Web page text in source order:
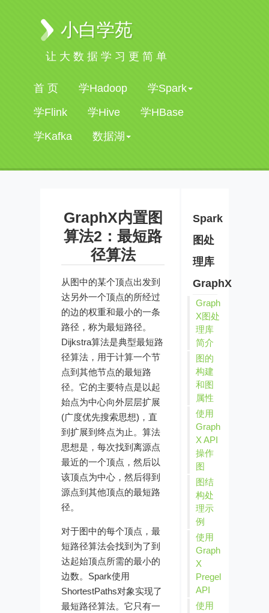
小白学苑
让大数据学习更简单
首 页 学Hadoop
学Spark
学Flink
学Hive
学HBase
学Kafka
数据湖
GraphX内置图
算法2：最短路
径算法
从图中的某个顶点出发到
达另外一个顶点的所经过
的边的权重和最小的一条
路径，称为最短路径。
Dijkstra算法是典型最短路
径算法，用于计算一个节
点到其他节点的最短路
径。它的主要特点是以起
始点为中心向外层层扩展
(广度优先搜索思想)，直
到扩展到终点为止。算法
思想是，每次找到离源点
最近的一个顶点，然后以
该顶点为中心，然后得到
源点到其他顶点的最短路
径。
对于图中的每个顶点，最
短路径算法会找到为了到
达起始顶点所需的最小的
边数。Spark使用
ShortestPaths对象实现了
最短路径算法。它只有一
Spark
图处
理库
GraphX
Graph
X图处
理库
简介
图的
构建
和图
属性
使用
Graph
X API
操作
图
图结
构处
理示
例
使用
Graph
X
Pregel
API
使用